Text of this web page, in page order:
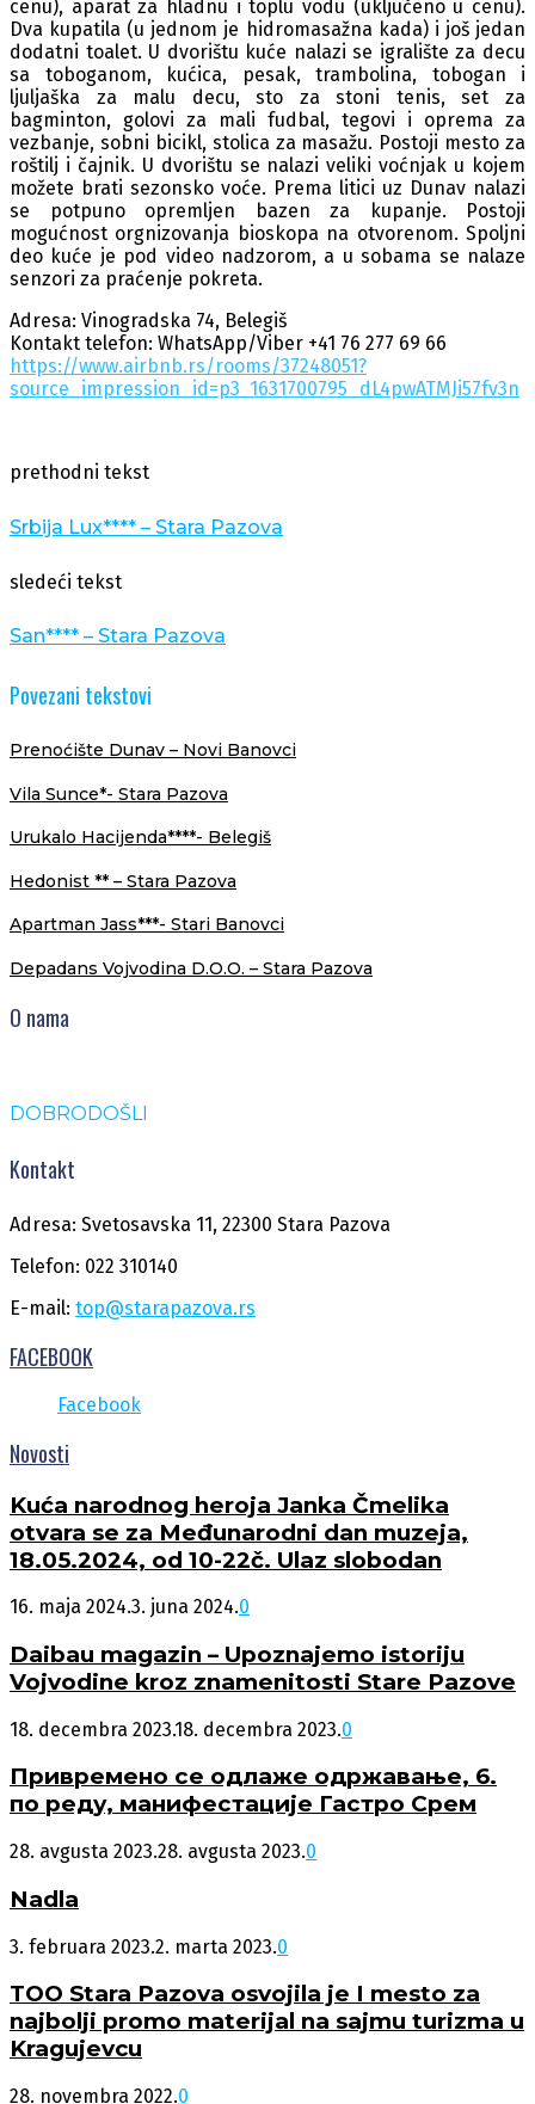
cenu), aparat za hladnu i toplu vodu (uključeno u cenu).
Dva kupatila (u jednom je hidromasažna kada) i još jedan
dodatni toalet. U dvorištu kuće nalazi se igralište za decu
sa toboganom, kućica, pesak, trambolina, tobogan i
ljuljaška za malu decu, sto za stoni tenis, set za
bagminton, golovi za mali fudbal, tegovi i oprema za
vezbanje, sobni bicikl, stolica za masažu. Postoji mesto za
roštilj i čajnik. U dvorištu se nalazi veliki voćnjak u kojem
možete brati sezonsko voće. Prema litici uz Dunav nalazi
se potpuno opremljen bazen za kupanje. Postoji
mogućnost orgnizovanja bioskopa na otvorenom. Spoljni
deo kuće je pod video nadzorom, a u sobama se nalaze
senzori za praćenje pokreta.
Adresa: Vinogradska 74, Belegiš
Kontakt telefon: WhatsApp/Viber +41 76 277 69 66
https://www.airbnb.rs/rooms/37248051?
source_impression_id=p3_1631700795_dL4pwATMJi57fv3n
prethodni tekst
Srbija Lux**** – Stara Pazova
sledeći tekst
San**** – Stara Pazova
Povezani tekstovi
Prenoćište Dunav – Novi Banovci
Vila Sunce*- Stara Pazova
Urukalo Hacijenda****- Belegiš
Hedonist ** – Stara Pazova
Apartman Jass***- Stari Banovci
Depadans Vojvodina D.O.O. – Stara Pazova
O nama
DOBRODOŠLI
Kontakt
Adresa: Svetosavska 11, 22300 Stara Pazova
Telefon: 022 310140
E-mail: top@starapazova.rs
FACEBOOK
Facebook
Novosti
Kuća narodnog heroja Janka Čmelika
otvara se za Međunarodni dan muzeja,
18.05.2024, od 10-22č. Ulaz slobodan
16. maja 2024.3. juna 2024.0
Daibau magazin – Upoznajemo istoriju
Vojvodine kroz znamenitosti Stare Pazove
18. decembra 2023.18. decembra 2023.0
Привремено се одлаже одржавање, 6.
по реду, манифестације Гастро Срем
28. avgusta 2023.28. avgusta 2023.0
Nadla
3. februara 2023.2. marta 2023.0
TOO Stara Pazova osvojila je I mesto za
najbolji promo materijal na sajmu turizma u
Kragujevcu
28. novembra 2022.0